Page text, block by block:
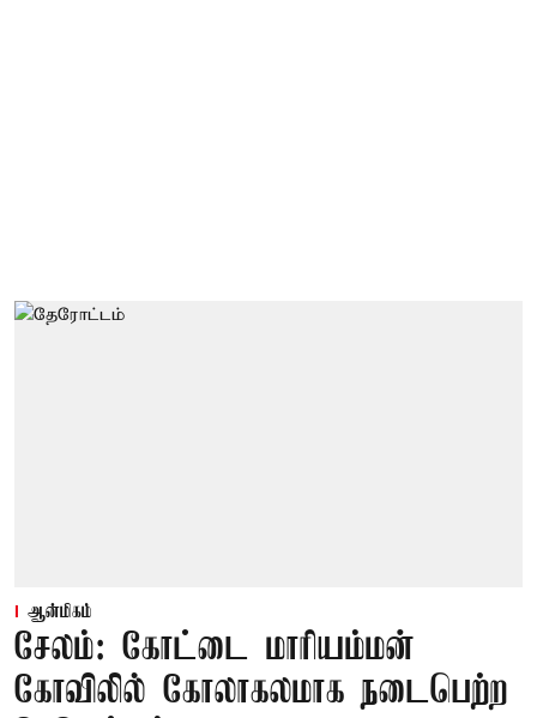
ஆன்மிகம்
சேலம்: கோட்டை மாரியம்மன்
கோவிலில் கோலாகலமாக நடைபெற்ற